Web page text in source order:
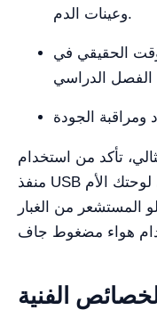
وعينات الدم.
الحقيقي في
تأكد من استخدام
منفذ USB عالي السرعة مباشرة على لوحتك الأم
المستشعر من الغبار
الفنية